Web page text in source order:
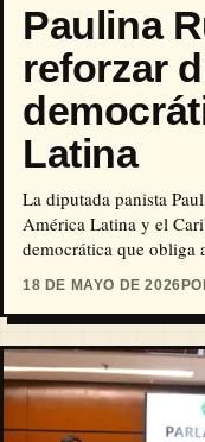
Paulina
reforzar
Latina
La diputada panista
América Latina y el
democrática que obliga
diálogo político y la
problemas comunes
18 DE MAYO DE 2026